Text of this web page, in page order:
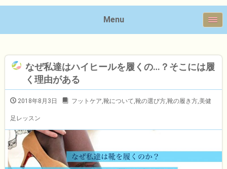
Menu
なぜ私達はハイヒールを履くの…？そこには履
く理由がある
2018年8月3日 フットケア,靴について,靴の選び方,靴の履き方,美健
足レッスン